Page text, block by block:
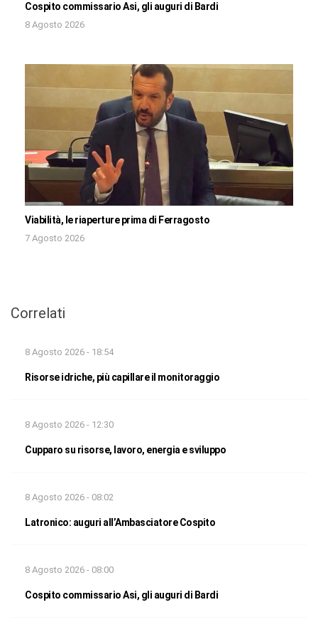
Cospito commissario Asi, gli auguri di Bardi
8 Agosto 2026
Viabilità, le riaperture prima di Ferragosto
7 Agosto 2026
Correlati
8 Agosto 2026 - 18:54
Risorse idriche, più capillare il monitoraggio
8 Agosto 2026 - 12:30
Cupparo su risorse, lavoro, energia e sviluppo
8 Agosto 2026 - 08:02
Latronico: auguri all’Ambasciatore Cospito
8 Agosto 2026 - 08:00
Cospito commissario Asi, gli auguri di Bardi